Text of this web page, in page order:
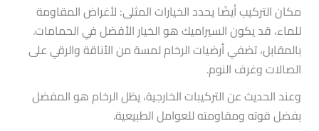
مكان التركيب أيضًا يحدد الخيارات المثلى: لأغراض المقاومة
للماء، قد يكون السيراميك هو الخيار الأفضل في الحمامات.
بالمقابل، تضفي أرضيات الرخام لمسة من الأناقة والرقي على
الصالات وغرف النوم.
وعند الحديث عن التركيبات الخارجية، يظل الرخام هو المفضل
بفضل قوته ومقاومته للعوامل الطبيعية.